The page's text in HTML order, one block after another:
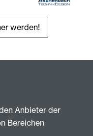
werden!
Anbieter der
Bereichen